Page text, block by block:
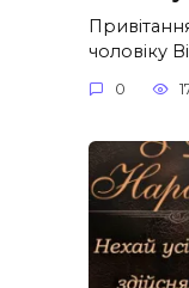
чоловіку
0